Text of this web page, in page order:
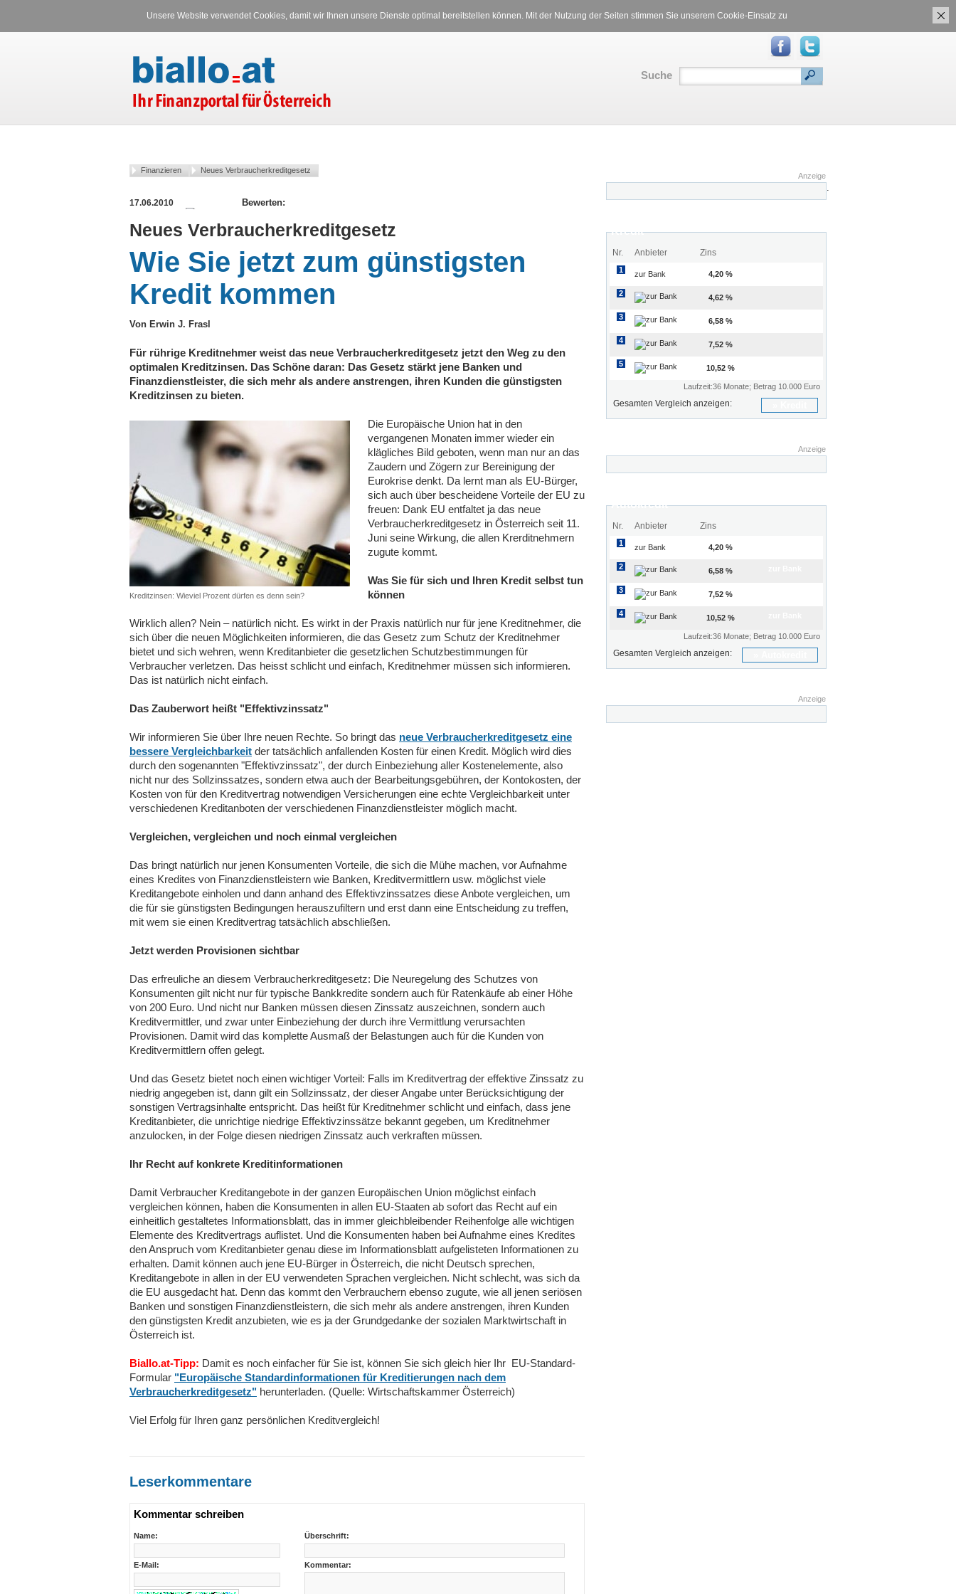
Unsere Website verwendet Cookies, damit wir Ihnen unsere Dienste optimal bereitstellen können. Mit der Nutzung der Seiten stimmen Sie unserem Cookie-Einsatz zu
Suche
Finanzieren Neues Verbraucherkreditgesetz
17.06.2010
Neues Verbraucherkreditgesetz
Wie Sie jetzt zum günstigsten
Kredit kommen
Von Erwin J. Frasl
Für rührige Kreditnehmer weist das neue Verbraucherkreditgesetz jetzt den Weg zu den
optimalen Kreditzinsen. Das Schöne daran: Das Gesetz stärkt jene Banken und
Finanzdienstleister, die sich mehr als andere anstrengen, ihren Kunden die günstigsten
Kreditzinsen zu bieten.
Kreditzinsen: Wieviel Prozent dürfen es denn sein?
Die Europäische Union hat in den
vergangenen Monaten immer wieder ein
klägliches Bild geboten, wenn man nur an das
Zaudern und Zögern zur Bereinigung der
Eurokrise denkt. Da lernt man als EU-Bürger,
sich auch über bescheidene Vorteile der EU zu
freuen: Dank EU entfaltet ja das neue
Verbraucherkreditgesetz in Österreich seit 11.
Juni seine Wirkung, die allen Krerditnehmern
zugute kommt.
Was Sie für sich und Ihren Kredit selbst tun
können
Wirklich allen? Nein – natürlich nicht. Es wirkt in der Praxis natürlich nur für jene Kreditnehmer, die
sich über die neuen Möglichkeiten informieren, die das Gesetz zum Schutz der Kreditnehmer
bietet und sich wehren, wenn Kreditanbieter die gesetzlichen Schutzbestimmungen für
Verbraucher verletzen. Das heisst schlicht und einfach, Kreditnehmer müssen sich informieren.
Das ist natürlich nicht einfach.
Das Zauberwort heißt "Effektivzinssatz"
Wir informieren Sie über Ihre neuen Rechte. So bringt das neue Verbraucherkreditgesetz eine
bessere Vergleichbarkeit der tatsächlich anfallenden Kosten für einen Kredit. Möglich wird dies
durch den sogenannten "Effektivzinssatz", der durch Einbeziehung aller Kostenelemente, also
nicht nur des Sollzinssatzes, sondern etwa auch der Bearbeitungsgebühren, der Kontokosten, der
Kosten von für den Kreditvertrag notwendigen Versicherungen eine echte Vergleichbarkeit unter
verschiedenen Kreditanboten der verschiedenen Finanzdienstleister möglich macht.
Vergleichen, vergleichen und noch einmal vergleichen
Das bringt natürlich nur jenen Konsumenten Vorteile, die sich die Mühe machen, vor Aufnahme
eines Kredites von Finanzdienstleistern wie Banken, Kreditvermittlern usw. möglichst viele
Kreditangebote einholen und dann anhand des Effektivzinssatzes diese Anbote vergleichen, um
die für sie günstigsten Bedingungen herauszufiltern und erst dann eine Entscheidung zu treffen,
mit wem sie einen Kreditvertrag tatsächlich abschließen.
Jetzt werden Provisionen sichtbar
Das erfreuliche an diesem Verbraucherkreditgesetz: Die Neuregelung des Schutzes von
Konsumenten gilt nicht nur für typische Bankkredite sondern auch für Ratenkäufe ab einer Höhe
von 200 Euro. Und nicht nur Banken müssen diesen Zinssatz auszeichnen, sondern auch
Kreditvermittler, und zwar unter Einbeziehung der durch ihre Vermittlung verursachten
Provisionen. Damit wird das komplette Ausmaß der Belastungen auch für die Kunden von
Kreditvermittlern offen gelegt.
Und das Gesetz bietet noch einen wichtiger Vorteil: Falls im Kreditvertrag der effektive Zinssatz zu
niedrig angegeben ist, dann gilt ein Sollzinssatz, der dieser Angabe unter Berücksichtigung der
sonstigen Vertragsinhalte entspricht. Das heißt für Kreditnehmer schlicht und einfach, dass jene
Kreditanbieter, die unrichtige niedrige Effektivzinssätze bekannt gegeben, um Kreditnehmer
anzulocken, in der Folge diesen niedrigen Zinssatz auch verkraften müssen.
Ihr Recht auf konkrete Kreditinformationen
Damit Verbraucher Kreditangebote in der ganzen Europäischen Union möglichst einfach
vergleichen können, haben die Konsumenten in allen EU-Staaten ab sofort das Recht auf ein
einheitlich gestaltetes Informationsblatt, das in immer gleichbleibender Reihenfolge alle wichtigen
Elemente des Kreditvertrags auflistet. Und die Konsumenten haben bei Aufnahme eines Kredites
den Anspruch vom Kreditanbieter genau diese im Informationsblatt aufgelisteten Informationen zu
erhalten. Damit können auch jene EU-Bürger in Österreich, die nicht Deutsch sprechen,
Kreditangebote in allen in der EU verwendeten Sprachen vergleichen. Nicht schlecht, was sich da
die EU ausgedacht hat. Denn das kommt den Verbrauchern ebenso zugute, wie all jenen seriösen
Banken und sonstigen Finanzdienstleistern, die sich mehr als andere anstrengen, ihren Kunden
den günstigsten Kredit anzubieten, wie es ja der Grundgedanke der sozialen Marktwirtschaft in
Österreich ist.
Biallo.at-Tipp: Damit es noch einfacher für Sie ist, können Sie sich gleich hier Ihr EU-Standard-
Formular "Europäische Standardinformationen für Kreditierungen nach dem
Verbraucherkreditgesetz" herunterladen. (Quelle: Wirtschaftskammer Österreich)
Viel Erfolg für Ihren ganz persönlichen Kreditvergleich!
Leserkommentare
Kommentar schreiben
Name:
E-Mail:
Überschrift:
Kommentar:
Anzeige
Kredit
Nr. Anbieter Zins
1 zur Bank 4,20 %
2 4,62 %
3 6,58 %
4 7,52 %
5 10,52 %
Laufzeit:36 Monate; Betrag 10.000 Euro
Gesamten Vergleich anzeigen:
Anzeige
Autokredit
Nr. Anbieter Zins
1 zur Bank 4,20 %
2 6,58 %
3 7,52 %
4 10,52 %
Laufzeit:36 Monate; Betrag 10.000 Euro
Gesamten Vergleich anzeigen:
Anzeige
.